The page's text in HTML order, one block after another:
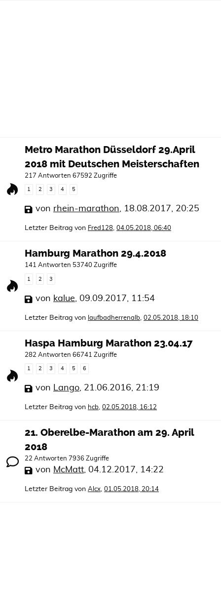
Metro Marathon Düsseldorf 29.April
2018 mit Deutschen Meisterschaften
217 Antworten 67592 Zugriffe
1 2 3 4 5
von rhein-marathon, 18.08.2017, 20:25
Letzter Beitrag von Fred128, 04.05.2018, 06:40
Hamburg Marathon 29.4.2018
141 Antworten 53740 Zugriffe
1 2 3
von kalue 09.09.2017, 11:54
Letzter Beitrag von laufbadherrenalb 02.05.2018, 18:10
Haspa Hamburg Marathon 23.04.17
282 Antworten 66741 Zugriffe
1 2 3 4 5 6
von Lango, 21.06.2016, 21:19
Letzter Beitrag von hcb, 02.05.2018, 16:12
21. Oberelbe-Marathon am 29. April
2018
22 Antworten 7936 Zugriffe
von McMatt, 04.12.2017, 14:22
Letzter Beitrag von Alcx, 01.05.2018, 20:14